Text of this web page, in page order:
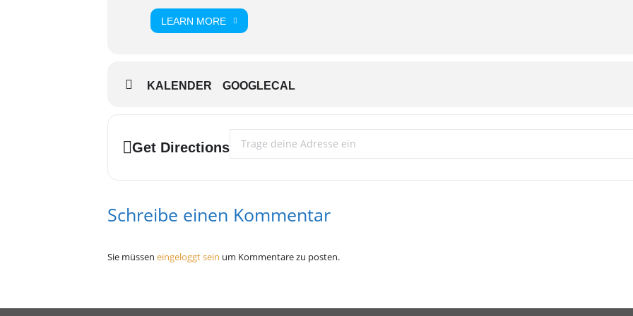
LEARN MORE
KALENDER GOOGLECAL
Get Directions
Address - Schwufo @Herrlich Ehrlich []
Schreibe einen Kommentar
Sie müssen eingeloggt sein um Kommentare zu posten.